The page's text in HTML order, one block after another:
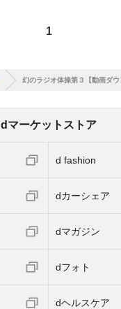
1
幻のラジオ体操第３【動画ダウ
dマーケットストア
d fashion
dカーシェア
dマガジン
dフォト
dヘルスケア